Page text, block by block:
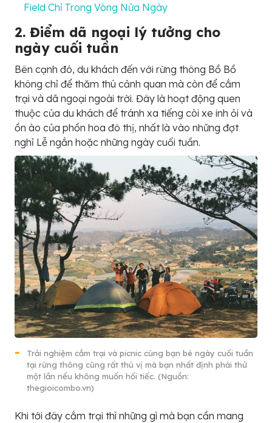
Field Chỉ Trong Vòng Nửa Ngày
2. Điểm dã ngoại lý tưởng cho
ngày cuối tuần
Bên cạnh đó, du khách đến với rừng thông Bồ Bồ
không chỉ để thăm thú cảnh quan mà còn để cắm
trại và dã ngoại ngoài trời. Đây là hoạt động quen
thuộc của du khách để tránh xa tiếng còi xe inh ỏi và
ồn ào của phồn hoa đô thị, nhất là vào những đợt
nghỉ Lễ ngắn hoặc những ngày cuối tuần.
Trải nghiệm cắm trại và picnic cùng bạn bè ngày cuối tuần
tại rừng thông cũng rất thú vị mà bạn nhất định phải thử
một lần nếu không muốn hối tiếc. (Nguồn:
thegioicombo.vn)
Khi tới đây cắm trại thì những gì mà bạn cần mang